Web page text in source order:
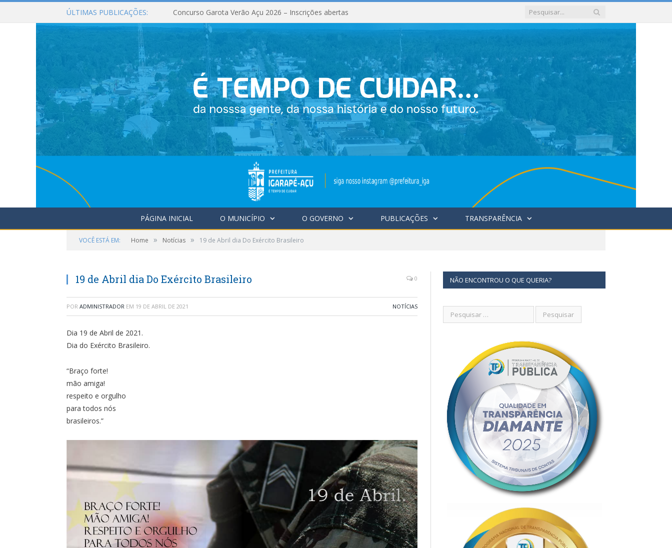
ÚLTIMAS PUBLICAÇÕES: Concurso Garota Verão Açu 2026 – Inscrições abertas
PÁGINA INICIAL O MUNICÍPIO O GOVERNO PUBLICAÇÕES TRANSPARÊNCIA
VOCÊ ESTÁ EM: Home » Notícias » 19 de Abril dia Do Exército Brasileiro
19 de Abril dia Do Exército Brasileiro 0
POR ADMINISTRADOR EM 19 DE ABRIL DE 2021 NOTÍCIAS
Dia 19 de Abril de 2021.
Dia do Exército Brasileiro.
“Braço forte!
mão amiga!
respeito e orgulho
para todos nós
brasileiros.”
NÃO ENCONTROU O QUE QUERIA?